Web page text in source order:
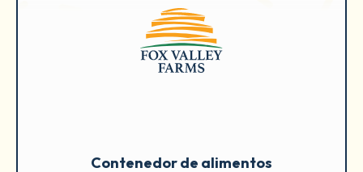
Contenedor de alimentos